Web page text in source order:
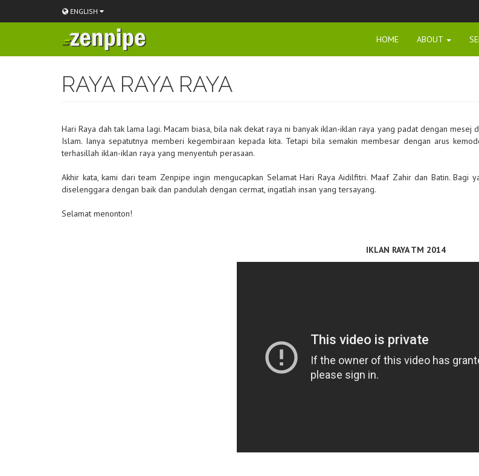
ENGLISH
HOME ABOUT
RAYA RAYA RAYA
Hari Raya dah tak lama lagi. Macam biasa, bila nak dekat raya ni banyak iklan-iklan raya yang padat dengan
Islam. Ianya sepatutnya memberi kegembiraan kepada kita. Tetapi bila semakin membesar dengan arus
terhasillah iklan-iklan raya yang menyentuh perasaan.
Akhir kata, kami dari team Zenpipe ingin mengucapkan Selamat Hari Raya Aidilfitri. Maaf Zahir dan Batin. Bagi
diselenggara dengan baik dan pandulah dengan cermat, ingatlah insan yang tersayang.
Selamat menonton!
IKLAN RAYA TM 2014